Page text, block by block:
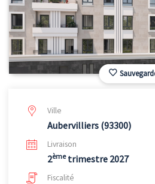
Ville
Aubervilliers (93300)
Livraison
2èmetrimestre 2027
Fiscalité